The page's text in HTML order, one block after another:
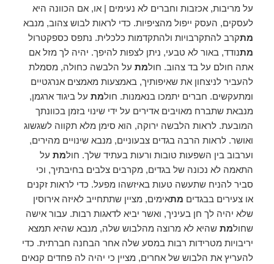
על מריבות, אכזבות וחברים לא נעימים | או, אם הכוונה היא
לעסקים, העסק ייפול מהציפיות. כדי לראות לבוש צהוב, מנבא
מתקרב להתקרבויות ולהתקדמות כלכלית. נתפס כספקטרול
מתנודד, באור לא טבעי, ניתן לצפות להיפך. יהיה לך מזל אם
אתה חולם על בד צהוב. חולמת על הלבשה כחולה, מסמלת
להעביר לניצחון את שאיפותיך, באמצעות מאמצים אנרגטיים
ומתעקשים. חברים יתמכו בנאמנות. חולמת על ביגוד ארגמן,
מנבאת שתברח מאויבים אדירים על ידי שינוי בזמן בכוונתך
המובעת. לראות הלבשה ירוקה, הוא סימן מלא תקווה לשגשוג
ואושר. לראות הרבה בגדים צבעוניים, מנבא שינויים מהירים,
וערבוב בין השפעות טובות ורעות בעתיד שלך. חולמת על
התאמה לא נכונה של בגדים, מקרבים צלבים בחיבתיך, וכי
סביר להניח שתעשה טעות באיזשהו מפעל. כדי לראות זקנים
או צעירים בבגדים מתאימים, מציין שתתחייב לאיזה אירוסין
שלא יהיה לך חן בעיניך, ואשר יביא לדאגות רבות. עבור אישה
שחולמת שהיא לא מרוצה מהלבוש שלה, מנבא שהיא תמצא
יריבויות מטרידות רבות במסע שלה אחר הבחנה חברתית. כדי
להעריץ את הלבוש של אחרים, מציין כי יהיה לה פחדים קנאים